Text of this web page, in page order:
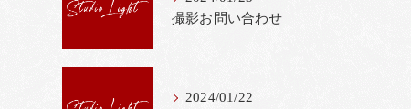
撮影お問い合わせ
2024/01/22